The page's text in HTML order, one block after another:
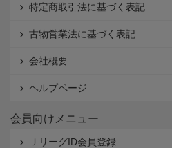
特定商取引法に基づく表記
古物営業法に基づく表記
会社概要
ヘルプページ
会員向けメニュー
ＪリーグID会員登録